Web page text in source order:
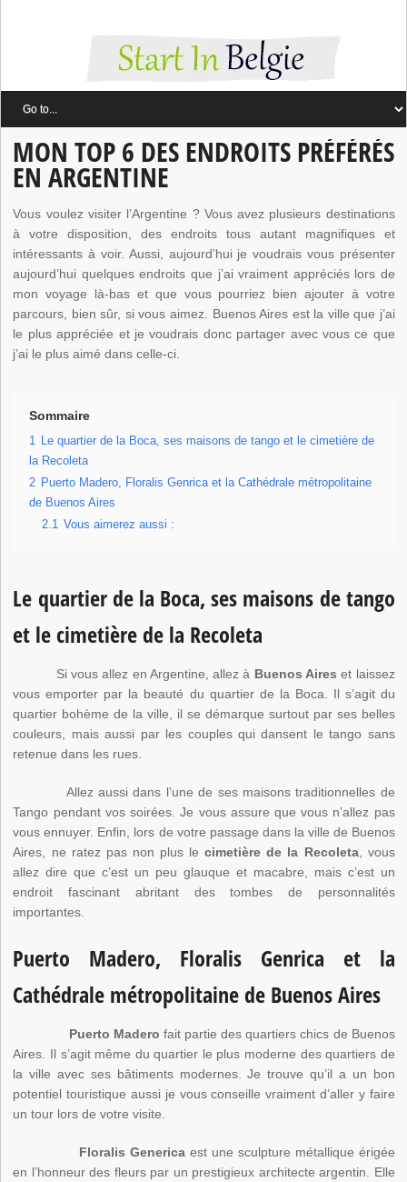
MON TOP 6 DES ENDROITS PRÉFÉRÉS
EN ARGENTINE
Vous voulez visiter l’Argentine ? Vous avez plusieurs destinations
à votre disposition, des endroits tous autant magnifiques et
intéressants à voir. Aussi, aujourd’hui je voudrais vous présenter
aujourd’hui quelques endroits que j’ai vraiment appréciés lors de
mon voyage là-bas et que vous pourriez bien ajouter à votre
parcours, bien sûr, si vous aimez. Buenos Aires est la ville que j’ai
le plus appréciée et je voudrais donc partager avec vous ce que
j’ai le plus aimé dans celle-ci.
Sommaire
1 Le quartier de la Boca, ses maisons de tango et le cimetière de
la Recoleta
2 Puerto Madero, Floralis Genrica et la Cathédrale métropolitaine
de Buenos Aires
2.1 Vous aimerez aussi :
Le quartier de la Boca, ses maisons de tango
et le cimetière de la Recoleta
Si vous allez en Argentine, allez à Buenos Aires et laissez
vous emporter par la beauté du quartier de la Boca. Il s’agit du
quartier bohème de la ville, il se démarque surtout par ses belles
couleurs, mais aussi par les couples qui dansent le tango sans
retenue dans les rues.
Allez aussi dans l’une de ses maisons traditionnelles de
Tango pendant vos soirées. Je vous assure que vous n’allez pas
vous ennuyer. Enfin, lors de votre passage dans la ville de Buenos
Aires, ne ratez pas non plus lecimetière de la Recoleta, vous
allez dire que c’est un peu glauque et macabre, mais c’est un
endroit fascinant abritant des tombes de personnalités
importantes.
Puerto Madero, Floralis Genrica et la
Cathédrale métropolitaine de Buenos Aires
Puerto Madero fait partie des quartiers chics de Buenos
Aires. Il s’agit même du quartier le plus moderne des quartiers de
la ville avec ses bâtiments modernes. Je trouve qu’il a un bon
potentiel touristique aussi je vous conseille vraiment d’aller y faire
un tour lors de votre visite.
Floralis Generica est une sculpture métallique érigée
en l’honneur des fleurs par un prestigieux architecte argentin. Elle